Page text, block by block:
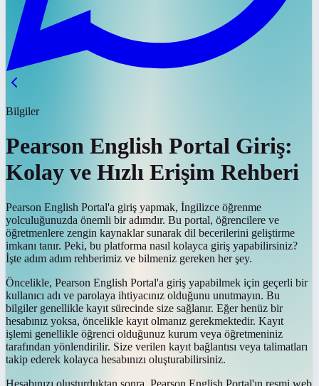
Bilgiler
Pearson English Portal Giriş:
Kolay ve Hızlı Erişim Rehberi
Pearson English Portal'a giriş yapmak, İngilizce öğrenme
yolculuğunuzda önemli bir adımdır. Bu portal, öğrencilere ve
öğretmenlere zengin kaynaklar sunarak dil becerilerini geliştirme
imkanı tanır. Peki, bu platforma nasıl kolayca giriş yapabilirsiniz?
İşte adım adım rehberimiz ve bilmeniz gereken her şey.
Öncelikle, Pearson English Portal'a giriş yapabilmek için geçerli bir
kullanıcı adı ve parolaya ihtiyacınız olduğunu unutmayın. Bu
bilgiler genellikle kayıt sürecinde size sağlanır. Eğer henüz bir
hesabınız yoksa, öncelikle kayıt olmanız gerekmektedir. Kayıt
işlemi genellikle öğrenci olduğunuz kurum veya öğretmeniniz
tarafından yönlendirilir. Size verilen kayıt bağlantısı veya talimatları
takip ederek kolayca hesabınızı oluşturabilirsiniz.
Hesabınızı oluşturduktan sonra, Pearson English Portal'ın resmi web